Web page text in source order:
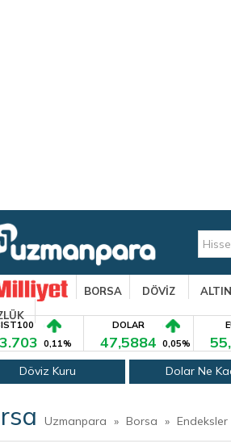
BORSA DÖVİZ ALTIN
0,11%
DOLAR
47,5884 0,05%
Döviz Kuru Dolar Ne
Uzmanpara » Borsa » Endeksler